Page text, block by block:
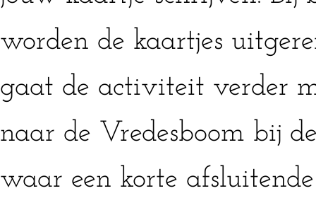
worden de kaartjes
gaat de activiteit verder
naar de Vredesboom bij
waar een korte